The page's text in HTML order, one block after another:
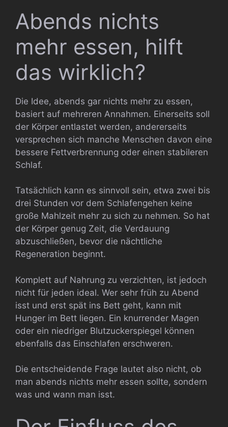
Abends nichts
mehr essen, hilft
das wirklich?
Die Idee, abends gar nichts mehr zu essen,
basiert auf mehreren Annahmen. Einerseits soll
der Körper entlastet werden, andererseits
versprechen sich manche Menschen davon eine
bessere Fettverbrennung oder einen stabileren
Schlaf.
Tatsächlich kann es sinnvoll sein, etwa zwei bis
drei Stunden vor dem Schlafengehen keine
große Mahlzeit mehr zu sich zu nehmen. So hat
der Körper genug Zeit, die Verdauung
abzuschließen, bevor die nächtliche
Regeneration beginnt.
Komplett auf Nahrung zu verzichten, ist jedoch
nicht für jeden ideal. Wer sehr früh zu Abend
isst und erst spät ins Bett geht, kann mit
Hunger im Bett liegen. Ein knurrender Magen
oder ein niedriger Blutzuckerspiegel können
ebenfalls das Einschlafen erschweren.
Die entscheidende Frage lautet also nicht, ob
man abends nichts mehr essen sollte, sondern
was und wann man isst.